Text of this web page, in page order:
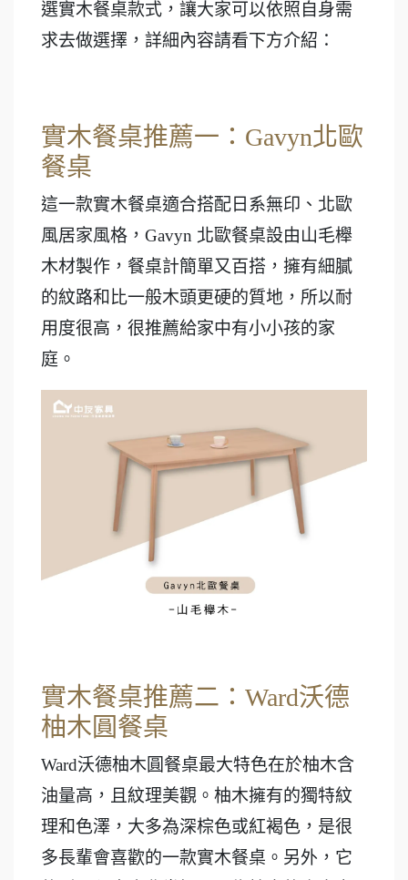
選實木餐桌款式，讓大家可以依照自身需
求去做選擇，詳細內容請看下方介紹：
實木餐桌推薦一：Gavyn北歐
餐桌
這一款實木餐桌適合搭配日系無印、北歐
風居家風格，Gavyn 北歐餐桌設由山毛櫸
木材製作，餐桌計簡單又百搭，擁有細膩
的紋路和比一般木頭更硬的質地，所以耐
用度很高，很推薦給家中有小小孩的家
庭。
實木餐桌推薦二：Ward沃德
柚木圓餐桌
Ward沃德柚木圓餐桌最大特色在於柚木含
油量高，且紋理美觀。柚木擁有的獨特紋
理和色澤，大多為深棕色或紅褐色，是很
多長輩會喜歡的一款實木餐桌。另外，它